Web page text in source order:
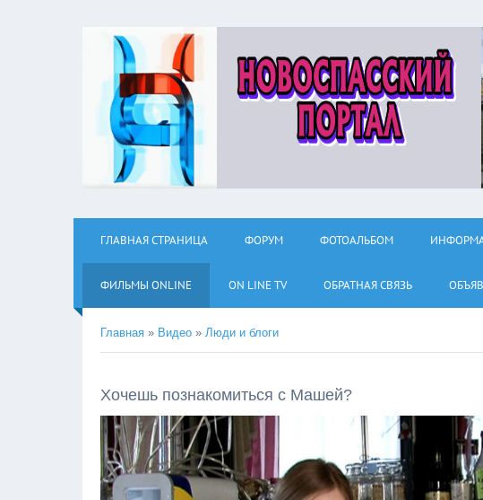
ГЛАВНАЯ СТРАНИЦА ФОРУМ ФОТОАЛЬБОМ
ФИЛЬМЫ ОNLINE ON LINE TV ОБРАТНАЯ СВЯЗЬ
Главная » Видео » Люди и блоги
Хочешь познакомиться с Машей?